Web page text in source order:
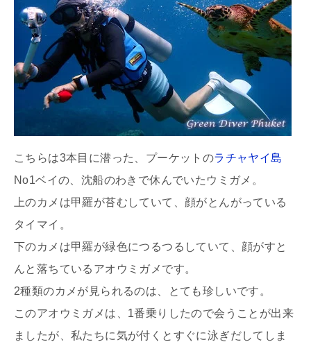
こちらは3本目に潜った、プーケットのラチャヤイ島
No1ベイの、沈船のわきで休んでいたウミガメ。
上のカメは甲羅が苔むしていて、顔がとんがっている
タイマイ。
下のカメは甲羅が緑色につるつるしていて、顔がすと
んと落ちているアオウミガメです。
2種類のカメが見られるのは、とても珍しいです。
このアオウミガメは、1番乗りしたので会うことが出来
ましたが、私たちに気が付くとすぐに泳ぎだしてしま